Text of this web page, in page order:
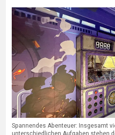
Spannendes Abenteuer: Insgesamt